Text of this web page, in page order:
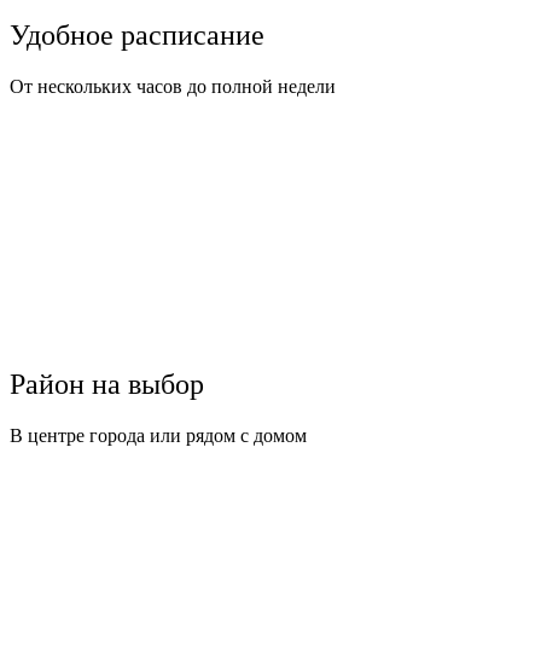
Удобное расписание
От нескольких часов до полной недели
Район на выбор
В центре города или рядом с домом